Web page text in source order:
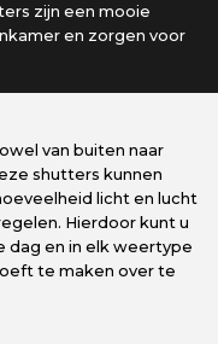
zijn een mooie
en zorgen voor
van buiten naar
shutters kunnen
licht en lucht
Hierdoor kunt u
dag en in elk weertype
te maken over te